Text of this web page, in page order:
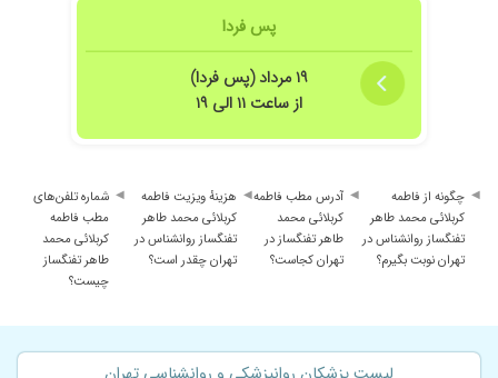
پس فردا
۱۹ مرداد (پس فردا)
از ساعت ۱۱ الی ۱۹
چگونه از فاطمه
کربلائی محمد طاهر
تفنگساز روانشناس در
تهران نوبت بگیرم؟
آدرس مطب فاطمه
کربلائی محمد
طاهر تفنگساز در
تهران کجاست؟
هزینهٔ ویزیت فاطمه
کربلائی محمد طاهر
تفنگساز روانشناس در
تهران چقدر است؟
شماره تلفن‌های
مطب فاطمه
کربلائی محمد
طاهر تفنگساز
چیست؟